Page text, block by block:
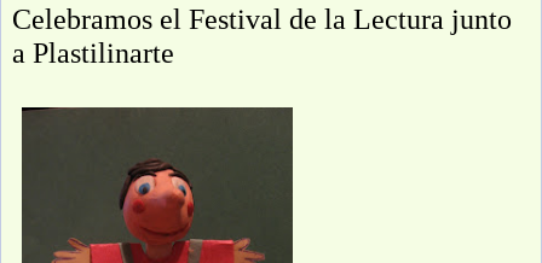
Celebramos el Festival de la Lectura junto
a Plastilinarte